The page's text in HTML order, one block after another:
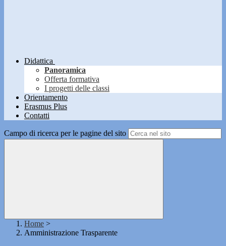
Didattica
Panoramica
Offerta formativa
I progetti delle classi
Orientamento
Erasmus Plus
Contatti
Campo di ricerca per le pagine del sito
Home >
Amministrazione Trasparente